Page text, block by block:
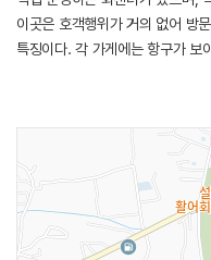
이곳은 호객행위가 거의 없어 방
특징이다. 각 가게에는 항구가 보
구입한 해산물과 함께 식사와 주
있다.